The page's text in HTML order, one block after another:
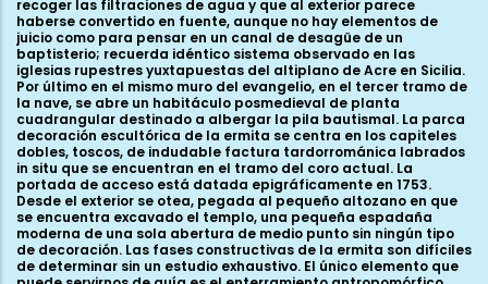
recoger las filtraciones de agua y que al exterior parece
haberse convertido en fuente, aunque no hay elementos de
juicio como para pensar en un canal de desagüe de un
baptisterio; recuerda idéntico sistema observado en las
iglesias rupestres yuxtapuestas del altiplano de Acre en Sicilia.
Por último en el mismo muro del evangelio, en el tercer tramo de
la nave, se abre un habitáculo posmedieval de planta
cuadrangular destinado a albergar la pila bautismal. La parca
decoración escultórica de la ermita se centra en los capiteles
dobles, toscos, de indudable factura tardorrománica labrados
in situ que se encuentran en el tramo del coro actual. La
portada de acceso está datada epigráficamente en 1753.
Desde el exterior se otea, pegada al pequeño altozano en que
se encuentra excavado el templo, una pequeña espadaña
moderna de una sola abertura de medio punto sin ningún tipo
de decoración. Las fases constructivas de la ermita son difíciles
de determinar sin un estudio exhaustivo. El único elemento que